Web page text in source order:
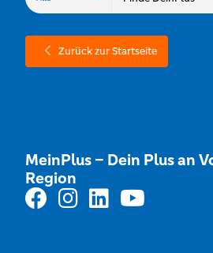
Zurück zur Startseite
MeinPlus – Dein Plus an
Region